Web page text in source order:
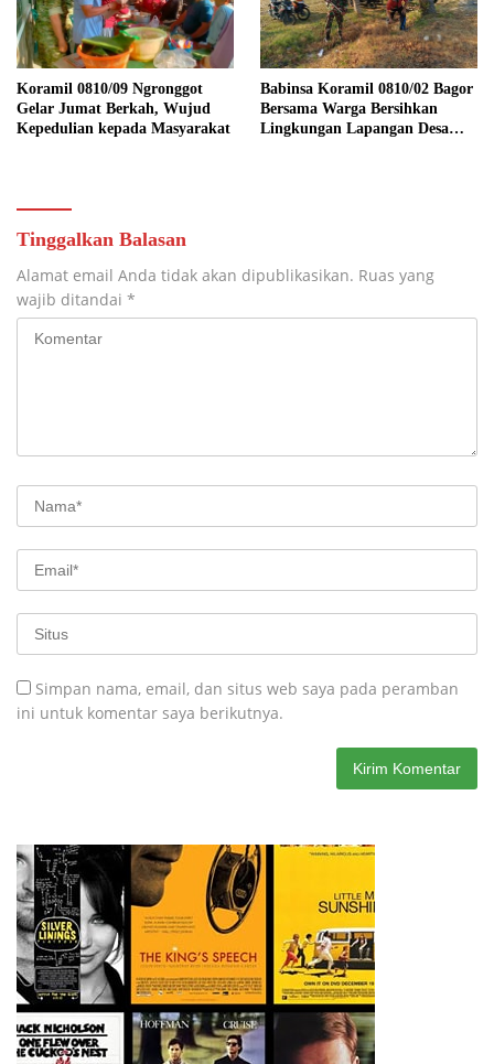
Koramil 0810/09 Ngronggot
Gelar Jumat Berkah, Wujud
Kepedulian kepada Masyarakat
Babinsa Koramil 0810/02 Bagor
Bersama Warga Bersihkan
Lingkungan Lapangan Desa
Tinggalkan Balasan
Alamat email Anda tidak akan dipublikasikan. Ruas yang
wajib ditandai *
Simpan nama, email, dan situs web saya pada peramban
ini untuk komentar saya berikutnya.